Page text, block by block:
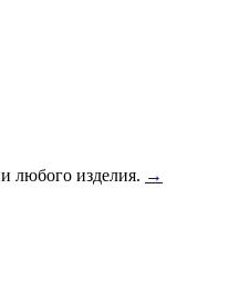
любого изделия. →